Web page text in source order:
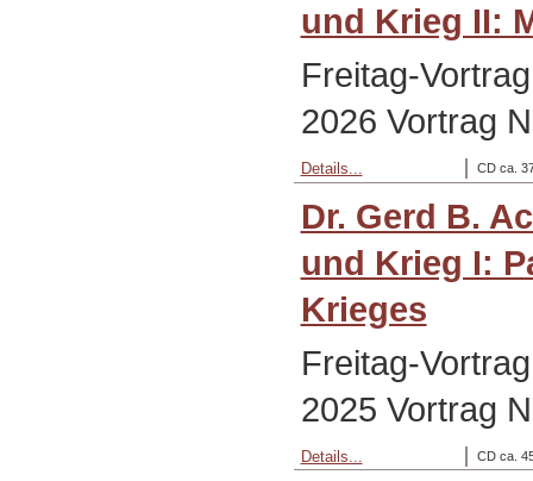
und Krieg II:
Freitag-
2026 Vortrag
CD ca.
Details...
Dr. Gerd B.
und Krieg I:
Krieges
Freitag-
2025 Vortrag
CD ca.
Details...